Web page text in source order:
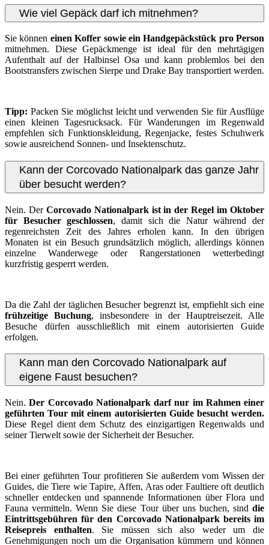
Wie viel Gepäck darf ich mitnehmen?
Sie können einen Koffer sowie ein Handgepäckstück pro Person
mitnehmen. Diese Gepäckmenge ist ideal für den mehrtägigen
Aufenthalt auf der Halbinsel Osa und kann problemlos bei den
Bootstransfers zwischen Sierpe und Drake Bay transportiert werden.
Tipp: Packen Sie möglichst leicht und verwenden Sie für Ausflüge
einen kleinen Tagesrucksack. Für Wanderungen im Regenwald
empfehlen sich Funktionskleidung, Regenjacke, festes Schuhwerk
sowie ausreichend Sonnen- und Insektenschutz.
Kann der Corcovado Nationalpark das ganze Jahr
über besucht werden?
Nein. Der Corcovado Nationalpark ist in der Regel im Oktober
für Besucher geschlossen, damit sich die Natur während der
regenreichsten Zeit des Jahres erholen kann. In den übrigen
Monaten ist ein Besuch grundsätzlich möglich, allerdings können
einzelne Wanderwege oder Rangerstationen wetterbedingt
kurzfristig gesperrt werden.
Da die Zahl der täglichen Besucher begrenzt ist, empfiehlt sich eine
frühzeitige Buchung, insbesondere in der Hauptreisezeit. Alle
Besuche dürfen ausschließlich mit einem autorisierten Guide
erfolgen.
Kann man den Corcovado Nationalpark auf
eigene Faust besuchen?
Nein.Der Corcovado Nationalpark darf nur im Rahmen einer
geführten Tour mit einem autorisierten Guide besucht werden.
Diese Regel dient dem Schutz des einzigartigen Regenwalds und
seiner Tierwelt sowie der Sicherheit der Besucher.
Bei einer geführten Tour profitieren Sie außerdem vom Wissen der
Guides, die Tiere wie Tapire, Affen, Aras oder Faultiere oft deutlich
schneller entdecken und spannende Informationen über Flora und
Fauna vermitteln. Wenn Sie diese Tour über uns buchen, sind die
Eintrittsgebühren für den Corcovado Nationalpark bereits im
Reisepreis enthalten. Sie müssen sich also weder um die
Genehmigungen noch um die Organisation kümmern und können